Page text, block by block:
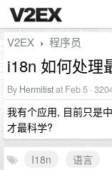
V2EX › 程序员
i18n 如何处理
By Hermitistat Feb 5 ·
我有个应用, 目前只是
才最科学?
I18n
语言